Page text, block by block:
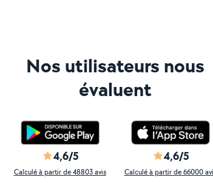
Nos utilisateurs nous
évaluent
4,6/5
Calculé à partir de 48803 avis
4,6/5
Calculé à partir de 66000